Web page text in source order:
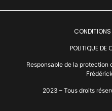
CONDITIONS
POLITIQUE DE
Responsable de la protection
2023 – Tous droits